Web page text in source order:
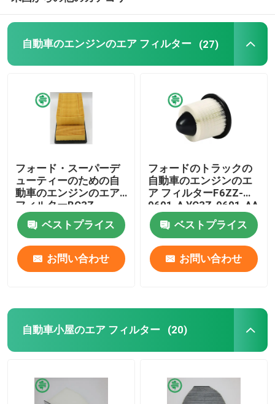
オートバイ フィルター
自動車のエンジンのエア フィルター (27)
フォード・スーパーデ
ューティーのための自
動車のエンジンのエア
フィルターBC3Z-
9601A
ベストプライス
お問い合わせ
フォードのトラックの
自動車のエンジンのエ
ア フィルターF6ZZ-
9601-A YC3Z-9601-AA
ベストプライス
お問い合わせ
自動車小屋のエア フィルター (20)